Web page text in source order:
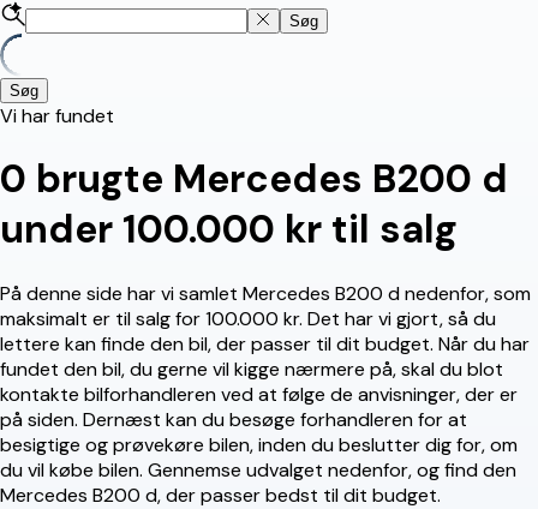
Søg
Søg
Vi har fundet
0 brugte Mercedes B200 d
under 100.000 kr til salg
På denne side har vi samlet Mercedes B200 d nedenfor, som
maksimalt er til salg for 100.000 kr. Det har vi gjort, så du
lettere kan finde den bil, der passer til dit budget. Når du har
fundet den bil, du gerne vil kigge nærmere på, skal du blot
kontakte bilforhandleren ved at følge de anvisninger, der er
på siden. Dernæst kan du besøge forhandleren for at
besigtige og prøvekøre bilen, inden du beslutter dig for, om
du vil købe bilen. Gennemse udvalget nedenfor, og find den
Mercedes B200 d, der passer bedst til dit budget.